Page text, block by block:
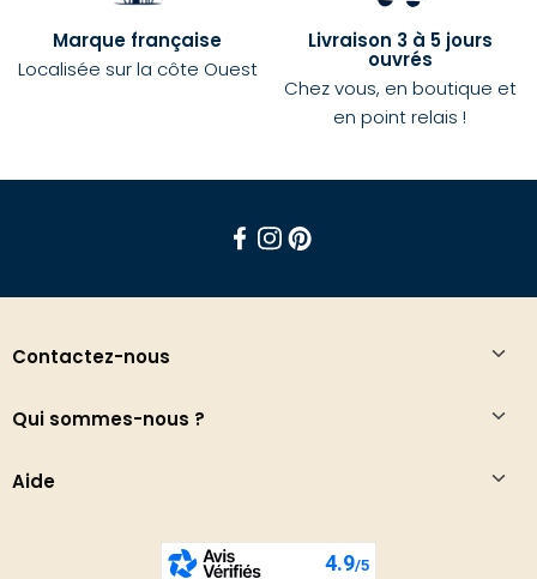
Marque française
Localisée sur la côte Ouest
Livraison 3 à 5 jours
ouvrés
Chez vous, en boutique et
en point relais !
Contactez-nous
Qui sommes-nous ?
Aide